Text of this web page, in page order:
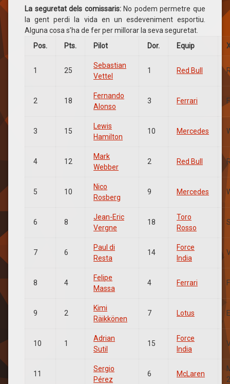
La seguretat dels comissaris: No podem permetre que
la gent perdi la vida en un esdeveniment esportiu.
Alguna cosa s’ha de fer per millorar la seva seguretat.
Pos.
Pts. Pilot Dor. Equip
1 25
Sebastian
Vettel
1 Red Bull
2 18
Fernando
Alonso
3 Ferrari
3 15
Lewis
Hamilton
10 Mercedes
4 12
Mark
Webber
2 Red Bull
5 10
Nico
Rosberg
9 Mercedes
6 8
Jean-Eric
Vergne
18
Toro
Rosso
7 6
Paul di
Resta
14
Force
India
8 4
Felipe
Massa
4 Ferrari
9 2
Kimi
Räikkönen
7 Lotus
10 1
Adrian
Sutil
15
Force
India
11
Sergio
Pérez
6 McLaren